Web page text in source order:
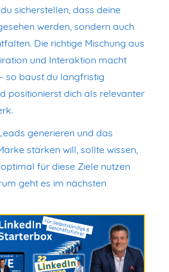
sicherstellen, dass deine
werden, sondern auch
Die richtige Mischung aus
und Interaktion macht
so baust du langfristig
positionierst dich als relevanter
generieren und das
stärken will, sollte wissen,
für diese Ziele nutzen
geht es im nächsten